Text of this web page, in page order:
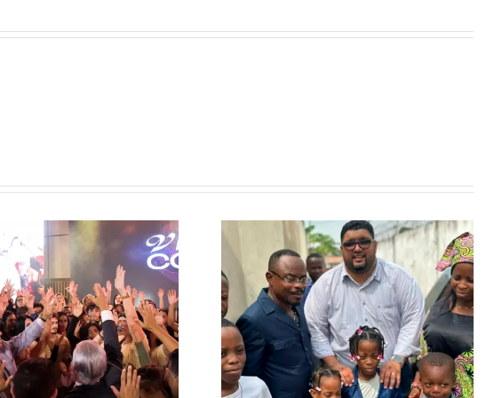
Missão Angola: Quando o
Chamado Fala Mais Alto
Jair Bolsonaro se emociona
na Convenção Global 2025